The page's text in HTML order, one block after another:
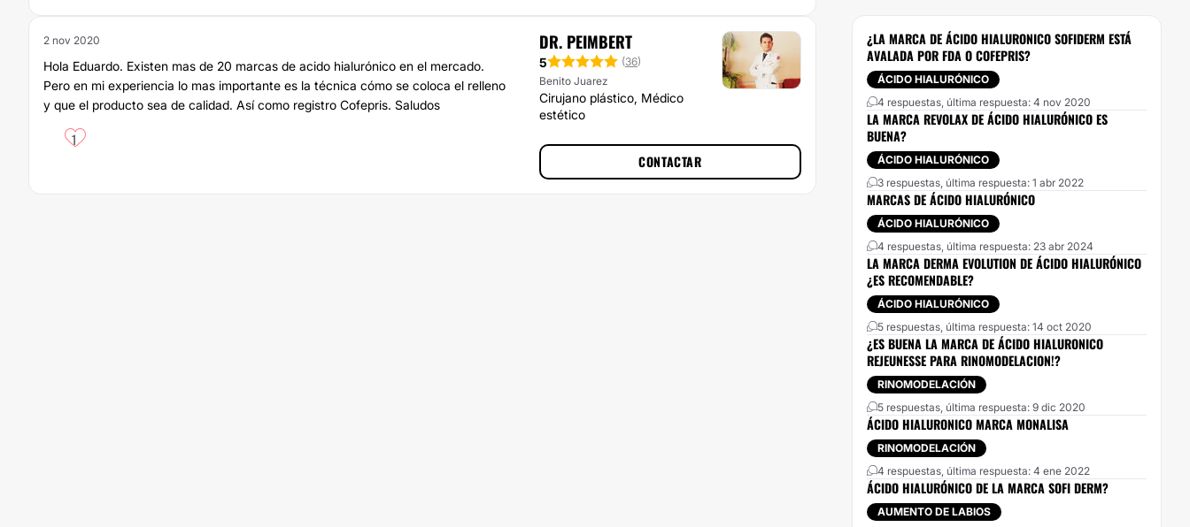
2 nov 2020
Hola Eduardo. Existen mas de 20 marcas de acido hialurónico en el mercado.
Pero en mi experiencia lo mas importante es la técnica cómo se coloca el relleno
y que el producto sea de calidad. Así como registro Cofepris. Saludos
1
DR. PEIMBERT
5 (36)
Benito Juarez
Cirujano plástico, Médico
estético
CONTACTAR
¿LA MARCA DE ÁCIDO HIALURONICO SOFIDERM ESTÁ
AVALADA POR FDA O COFEPRIS?
ÁCIDO HIALURÓNICO
4 respuestas, última respuesta: 4 nov 2020
LA MARCA REVOLAX DE ÁCIDO HIALURÓNICO ES
BUENA?
ÁCIDO HIALURÓNICO
3 respuestas, última respuesta: 1 abr 2022
MARCAS DE ÁCIDO HIALURÓNICO
ÁCIDO HIALURÓNICO
4 respuestas, última respuesta: 23 abr 2024
LA MARCA DERMA EVOLUTION DE ÁCIDO HIALURÓNICO
¿ES RECOMENDABLE?
ÁCIDO HIALURÓNICO
5 respuestas, última respuesta: 14 oct 2020
¿ES BUENA LA MARCA DE ÁCIDO HIALURONICO
REJEUNESSE PARA RINOMODELACION!?
RINOMODELACIÓN
5 respuestas, última respuesta: 9 dic 2020
ÁCIDO HIALURONICO MARCA MONALISA
RINOMODELACIÓN
4 respuestas, última respuesta: 4 ene 2022
ÁCIDO HIALURÓNICO DE LA MARCA SOFI DERM?
AUMENTO DE LABIOS